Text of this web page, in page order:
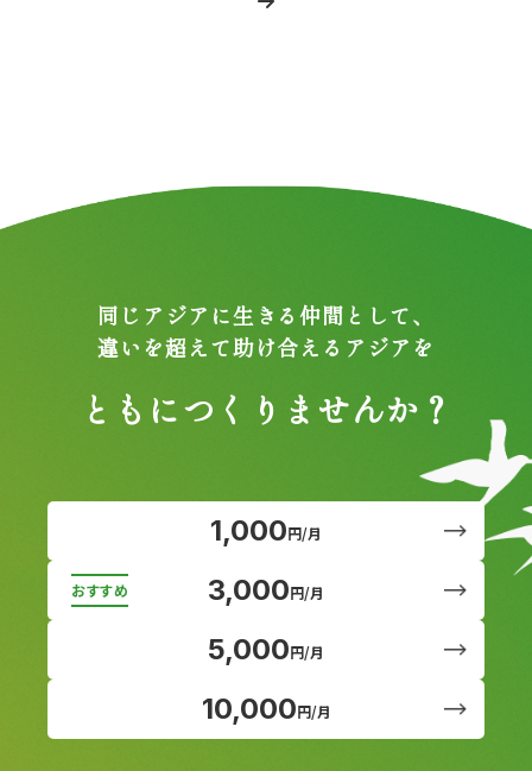
同じアジアに生きる仲間として、
違いを超えて助け合えるアジアを
ともにつくりませんか？
1,000円/月
3,000円/月
5,000円/月
10,000円/月